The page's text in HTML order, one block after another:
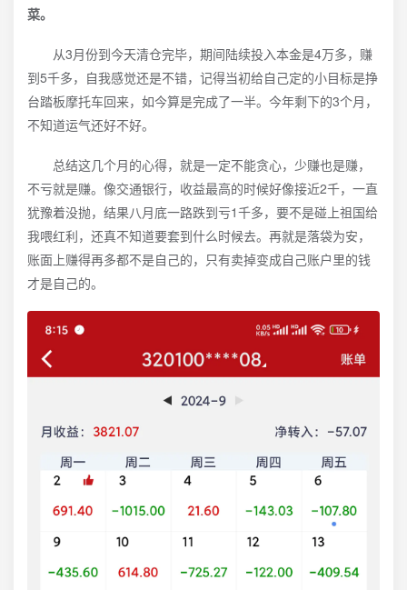
菜。
从3月份到今天清仓完毕，期间陆续投入本金是4万多，赚
到5千多，自我感觉还是不错，记得当初给自己定的小目标是挣
台踏板摩托车回来，如今算是完成了一半。今年剩下的3个月，
不知道运气还好不好。
总结这几个月的心得，就是一定不能贪心，少赚也是赚，
不亏就是赚。像交通银行，收益最高的时候好像接近2千，一直
犹豫着没抛，结果八月底一路跌到亏1千多，要不是碰上祖国给
我喂红利，还真不知道要套到什么时候去。再就是落袋为安，
账面上赚得再多都不是自己的，只有卖掉变成自己账户里的钱
才是自己的。